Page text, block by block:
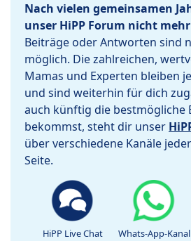
Nach vielen gemeinsamen
unser HiPP Forum nicht
Beiträge oder Antworten sind
möglich. Die zahlreichen,
Mamas und Experten bleiben
und sind weiterhin für dich
auch künftig die bestmögliche
bekommst, steht dir unser
über verschiedene Kanäle
Seite.
HiPP Live Chat Whats-App-Kanal